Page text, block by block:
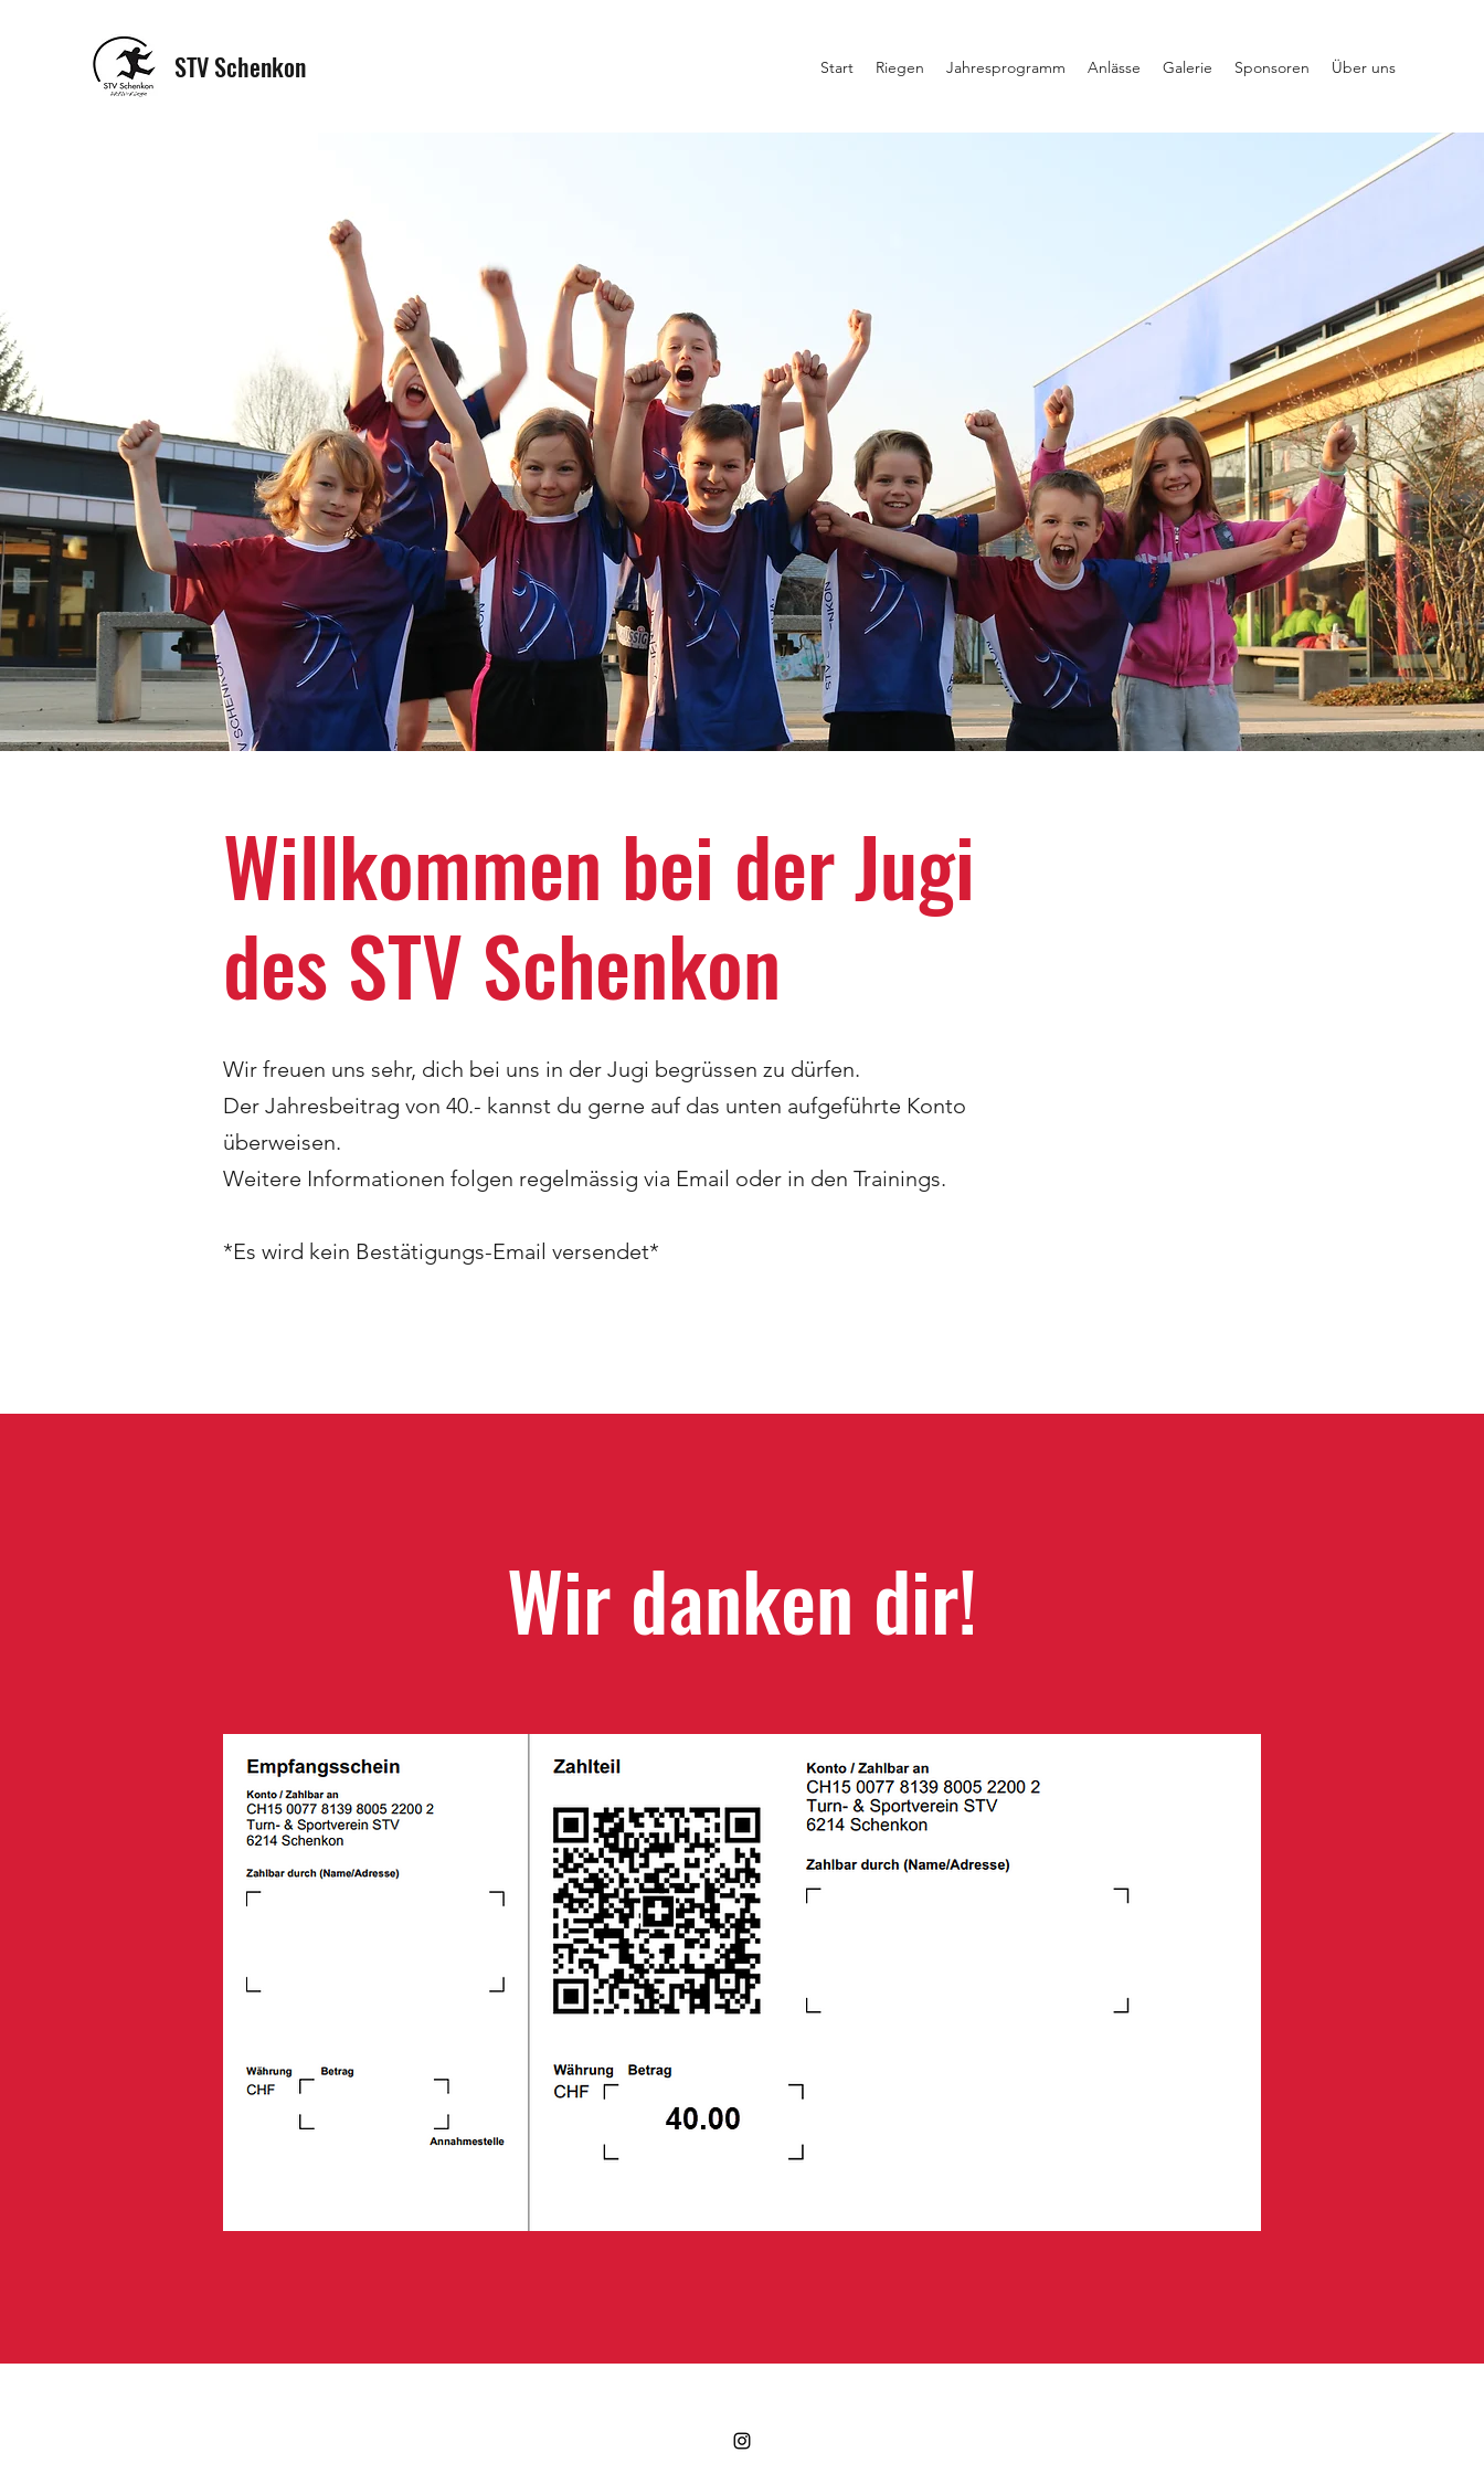
STV Schenkon Start Riegen Jahresprogramm Anlässe Galerie Sponsoren Über uns
Willkommen bei der Jugi
des STV Schenkon
Wir freuen uns sehr, dich bei uns in der Jugi begrüssen zu dürfen.
Der Jahresbeitrag von 40.- kannst du gerne auf das unten aufgeführte Konto
überweisen.
Weitere Informationen folgen regelmässig via Email oder in den Trainings.
*Es wird kein Bestätigungs-Email versendet*
Wir danken dir!